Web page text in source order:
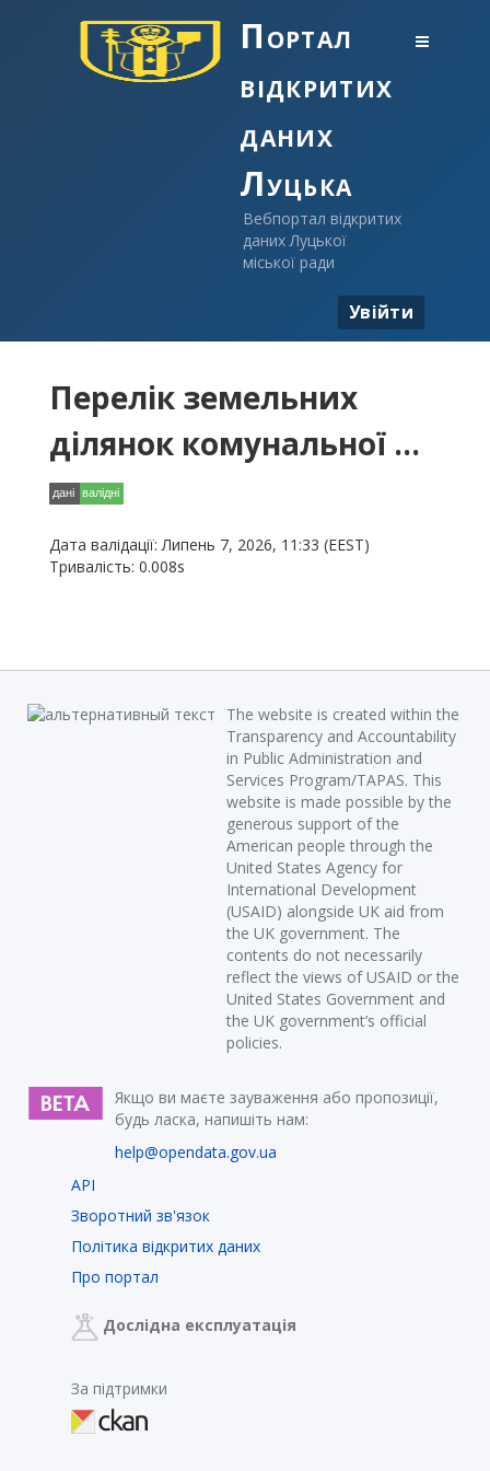
Портал
відкритих
даних
Луцька
Вебпортал відкритих
даних Луцької
міської ради
Увійти
Перелік земельних
ділянок комунальної ...
Дата валідації: Липень 7, 2026, 11:33 (EEST)
Тривалість: 0.008s
The website is created within the
Transparency and Accountability
in Public Administration and
Services Program/TAPAS. This
website is made possible by the
generous support of the
American people through the
United States Agency for
International Development
(USAID) alongside UK aid from
the UK government. The
contents do not necessarily
reflect the views of USAID or the
United States Government and
the UK government’s official
policies.
Якщо ви маєте зауваження або пропозиції,
будь ласка, напишіть нам:
help@opendata.gov.ua
API
Зворотний зв'язок
Політика відкритих даних
Про портал
Дослідна експлуатація
За підтримки